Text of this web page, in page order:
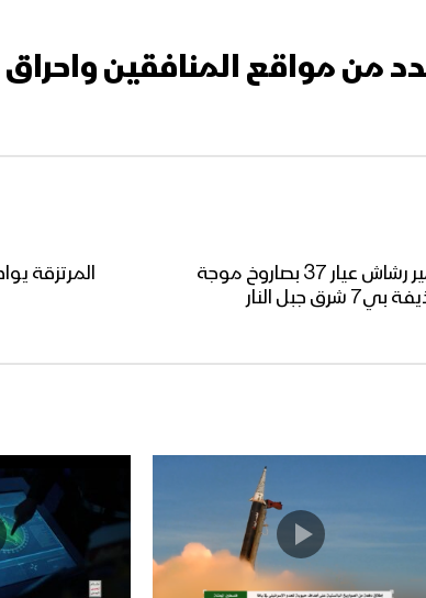
عدد من مواقع المنافقين
جيزان – اطلاق صاروخين زلزال1 وتدمير رشاش عيار 37 بصاروخ موجة
النار
المرتزقة